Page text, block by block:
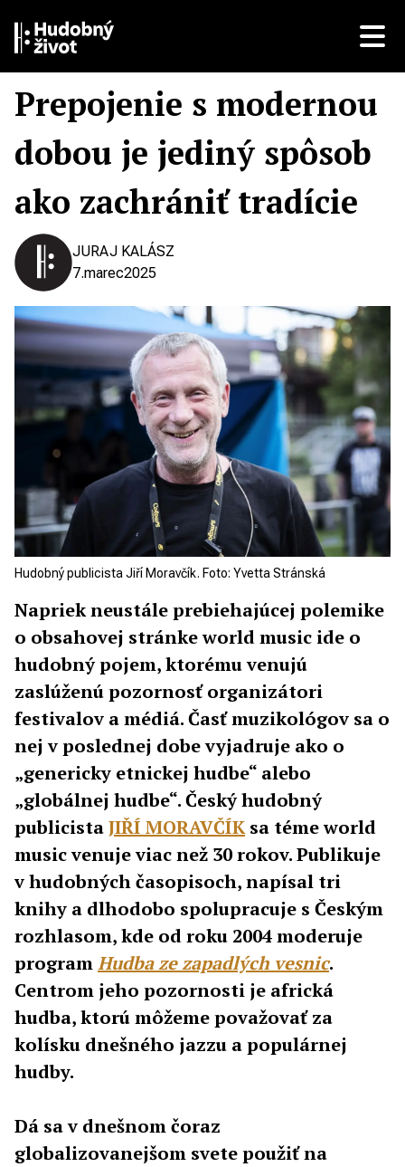
Prepojenie s modernou
dobou je jediný spôsob
ako zachrániť tradície
JURAJ KALÁSZ
7.marec2025
Hudobný publicista Jiří Moravčík. Foto: Yvetta Stránská
Napriek neustále prebiehajúcej polemike
o obsahovej stránke world music ide o
hudobný pojem, ktorému venujú
zaslúženú pozornosť organizátori
festivalov a médiá. Časť muzikológov sa o
nej v poslednej dobe vyjadruje ako o
„genericky etnickej hudbe“ alebo
„globálnej hudbe“. Český hudobný
publicistaJIŘÍ MORAVČÍKsa téme world
music venuje viac než 30 rokov. Publikuje
v hudobných časopisoch, napísal tri
knihy a dlhodobo spolupracuje s Českým
rozhlasom, kde od roku 2004 moderuje
programHudba ze zapadlých vesnic.
Centrom jeho pozornosti je africká
hudba, ktorú môžeme považovať za
kolísku dnešného jazzu a populárnej
hudby.
Dá sa v dnešnom čoraz
globalizovanejšom svete použiť na